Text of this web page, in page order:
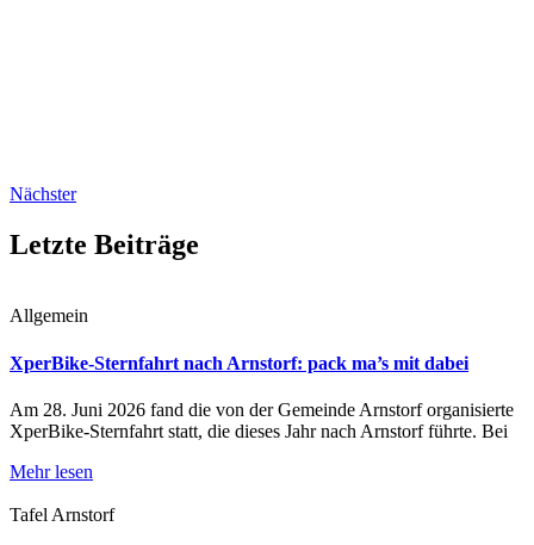
Nächster
Letzte Beiträge
Allgemein
XperBike-Sternfahrt nach Arnstorf: pack ma’s mit dabei
Am 28. Juni 2026 fand die von der Gemeinde Arnstorf organisierte
XperBike-Sternfahrt statt, die dieses Jahr nach Arnstorf führte. Bei
Mehr lesen
Tafel Arnstorf